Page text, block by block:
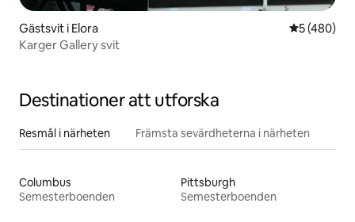
Gästsvit i Elora 5 av 5 i
5 (480)
Karger Gallery svit
Destinationer att utforska
Resmål i närheten Främsta sevärdheterna i närheten
Columbus
Semesterboenden
Pittsburgh
Semesterboenden